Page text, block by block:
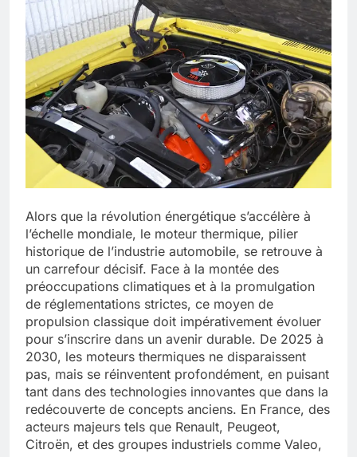
Alors que la révolution énergétique s’accélère à
l’échelle mondiale, le moteur thermique, pilier
historique de l’industrie automobile, se retrouve à
un carrefour décisif. Face à la montée des
préoccupations climatiques et à la promulgation
de réglementations strictes, ce moyen de
propulsion classique doit impérativement évoluer
pour s’inscrire dans un avenir durable. De 2025 à
2030, les moteurs thermiques ne disparaissent
pas, mais se réinventent profondément, en puisant
tant dans des technologies innovantes que dans la
redécouverte de concepts anciens. En France, des
acteurs majeurs tels que Renault, Peugeot,
Citroën, et des groupes industriels comme Valeo,